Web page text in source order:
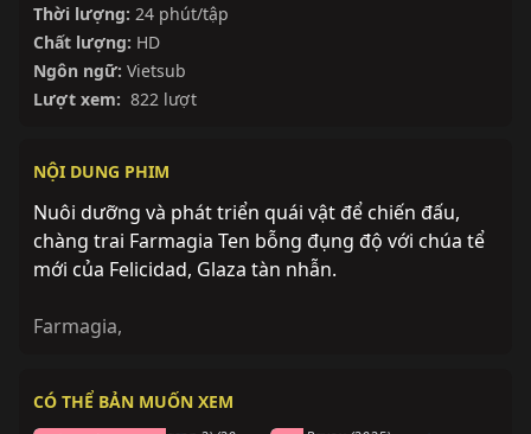
Thời lượng: 24 phút/tập
Chất lượng: HD
Ngôn ngữ: Vietsub
Lượt xem: 822 lượt
NỘI DUNG PHIM
Nuôi dưỡng và phát triển quái vật để chiến đấu,
chàng trai Farmagia Ten bỗng đụng độ với chúa tể
mới của Felicidad, Glaza tàn nhẫn.
Farmagia,
CÓ THỂ BẢN MUỐN XEM
Mộng Giới (Phần 2)